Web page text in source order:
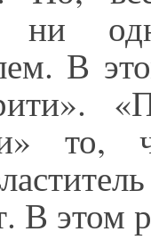
ни
В
то,
В этом